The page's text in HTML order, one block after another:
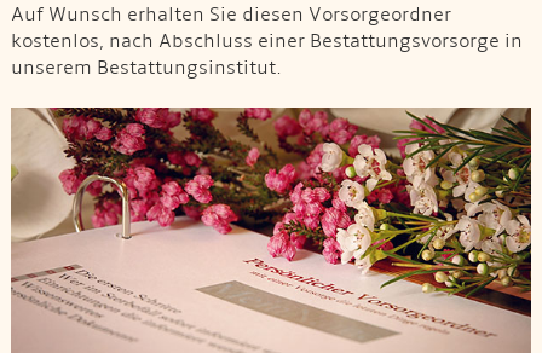
Auf Wunsch erhalten Sie diesen Vorsorgeordner
kostenlos, nach Abschluss einer Bestattungsvorsorge in
unserem Bestattungsinstitut.